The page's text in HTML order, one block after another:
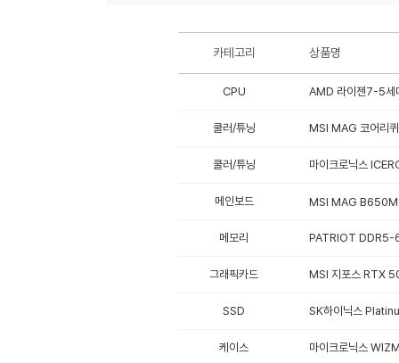
카테고리 상품명
CPU AMD 라이젠7-5세
쿨러/튜닝 MSI MAG 코어리
쿨러/튜닝 마이크로닉스
메인보드 MSI MAG B650M
메모리 PATRIOT DDR5-
그래픽카드 MSI 지포스 RTX
SSD SK하이닉스
케이스 마이크로닉스